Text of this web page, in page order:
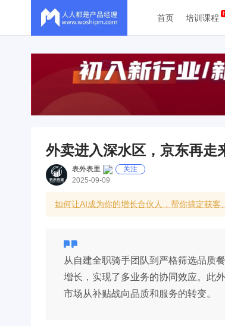
首页 培训课程
外卖进入深水区，京东再走
表外表里
关注
2025-09-09
如何让AI成为你的增长合伙人，帮你搞定获
从自建全职骑手团队到严格筛选品质
增长，实现了多业务的协同效应。此
市场从补贴战向品质和服务的转变。